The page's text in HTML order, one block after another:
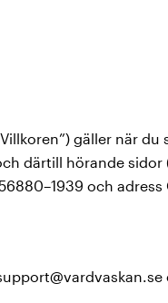
gäller när
därtill hörande sidor
och adress